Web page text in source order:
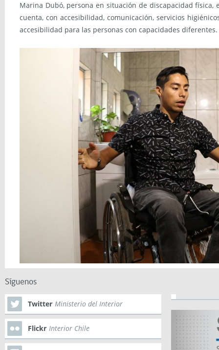
Marina Dubó, persona en situación de discapacidad
cuenta, con accesibilidad, comunicación, servicios
accesibilidad para las personas con capacidades
Síguenos
Twitter Ministerio del Interior
Flickr Interior Chile